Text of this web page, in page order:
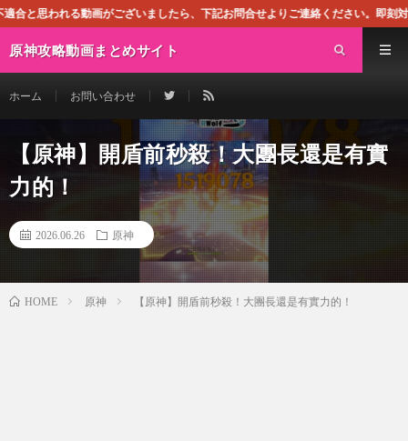
ございましたら、下記お問合せよりご連絡ください。即刻対処させて頂きま
原神攻略動画まとめサイト
ホーム お問い合わせ
【原神】開盾前秒殺！大團長還是有實
力的！
2026.06.26 原神
HOME 原神 【原神】開盾前秒殺！大團長還是有實力的！